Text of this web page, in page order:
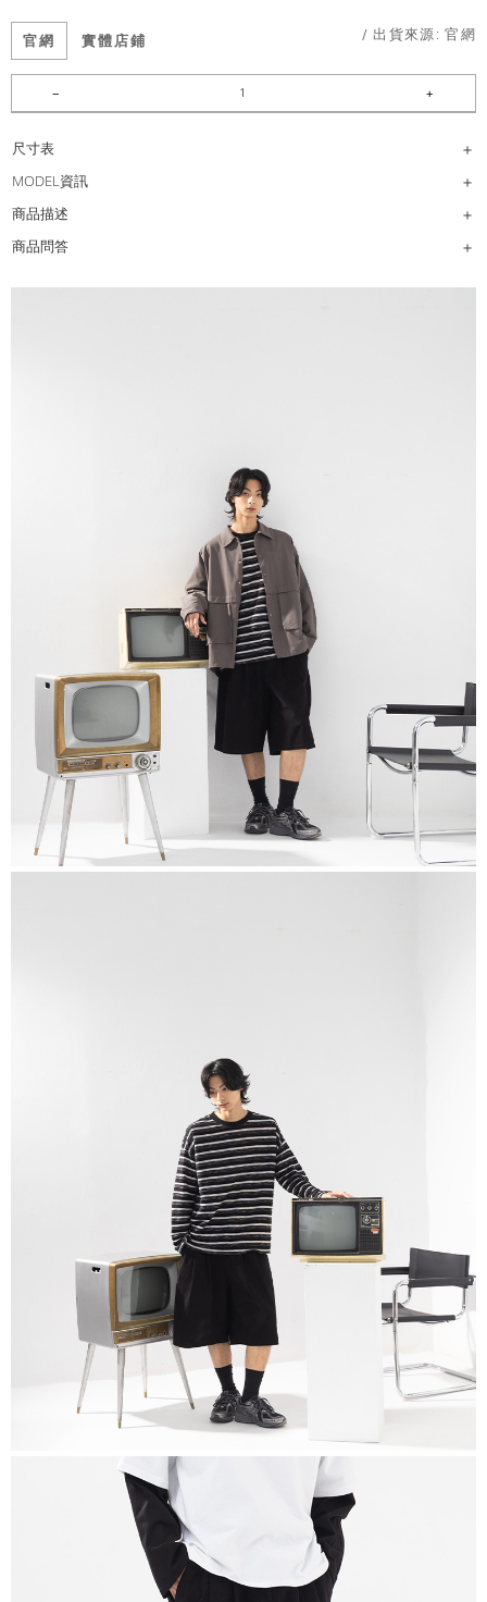
官網 實體店鋪 / 出貨來源:官網
尺寸表
MODEL資訊
商品描述
商品問答